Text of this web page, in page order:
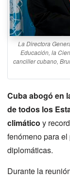
La Directora
Educación, la
canciller cubano,
Cuba abogó en
de todos los
climático y
fenómeno para
diplomáticas.
Durante la